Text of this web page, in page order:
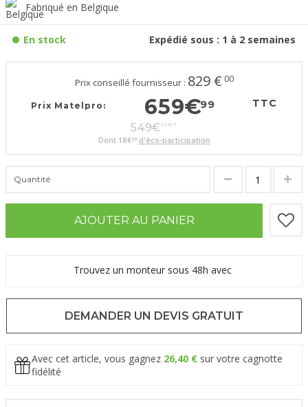
Fabriqué en Belgique
En stock Expédié sous : 1 à 2 semaines
Prix conseillé fournisseur : 829 € 00
Prix Matelpro: 659€99 TTC
549€99 HT
Dont 18€00 d'éco-participation
Quantité
AJOUTER AU PANIER
Trouvez un monteur sous 48h avec
DEMANDER UN DEVIS GRATUIT
Avec cet article, vous gagnez 26,40 € sur votre cagnotte
fidélité